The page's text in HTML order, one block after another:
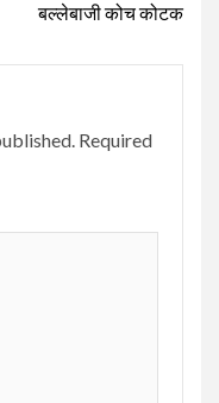
बल्लेबाजी कोच कोटक
Required